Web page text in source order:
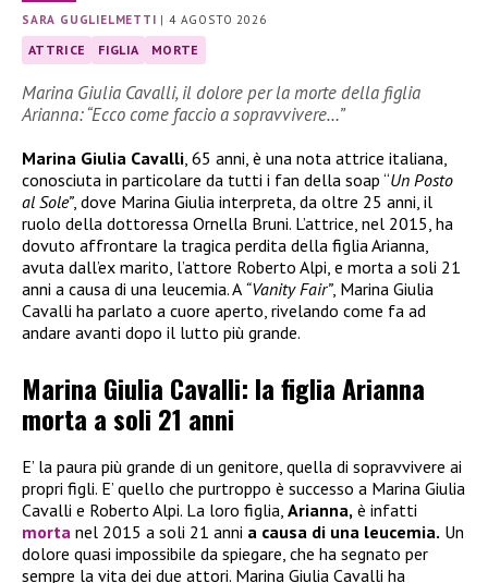
SARA GUGLIELMETTI |4 AGOSTO 2026
ATTRICE FIGLIA MORTE
Marina Giulia Cavalli, il dolore per la morte della figlia
Arianna: “Ecco come faccio a sopravvivere…”
Marina Giulia Cavalli, 65 anni, è una nota attrice italiana,
conosciuta in particolare da tutti i fan della soap “Un Posto
al Sole”, dove Marina Giulia interpreta, da oltre 25 anni, il
ruolo della dottoressa Ornella Bruni. L’attrice, nel 2015, ha
dovuto affrontare la tragica perdita della figlia Arianna,
avuta dall’ex marito, l’attore Roberto Alpi, e morta a soli 21
anni a causa di una leucemia. A “Vanity Fair”, Marina Giulia
Cavalli ha parlato a cuore aperto, rivelando come fa ad
andare avanti dopo il lutto più grande.
Marina Giulia Cavalli: la figlia Arianna
morta a soli 21 anni
E’ la paura più grande di un genitore, quella di sopravvivere ai
propri figli. E’ quello che purtroppo è successo a Marina Giulia
Cavalli e Roberto Alpi. La loro figlia, Arianna, è infatti
morta nel 2015 a soli 21 anni a causa di una leucemia. Un
dolore quasi impossibile da spiegare, che ha segnato per
sempre la vita dei due attori. Marina Giulia Cavalli ha